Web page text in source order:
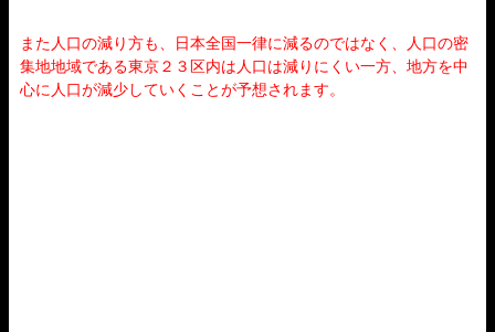
また人口の減り方も、日本全国一律に減るのではなく、人口の密
集地地域である東京２３区内は人口は減りにくい一方、地方を中
心に人口が減少していくことが予想されます。